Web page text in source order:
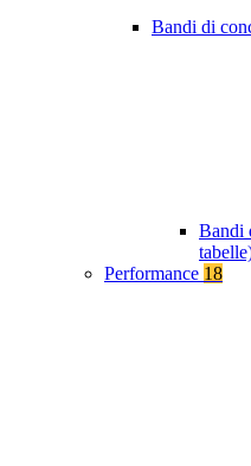
Bandi di
Bandi
Performance 18